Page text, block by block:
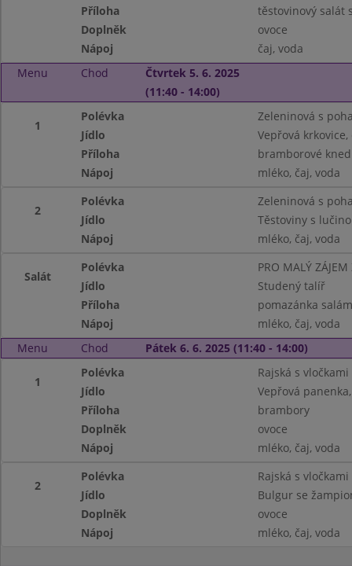
Příloha
těstovinový salát
Doplněk
ovoce
Nápoj
čaj, voda
Menu
Chod
Čtvrtek 5. 6. 2025
(11:40 - 14:00)
1
Polévka
Zeleninová s
Jídlo
Vepřová
Příloha
bramborové
Nápoj
mléko, čaj, voda
2
Polévka
Zeleninová s
Jídlo
Těstoviny s
Nápoj
mléko, čaj, voda
Salát
Polévka
PRO MALÝ
Jídlo
Studený talíř
Příloha
pomazánka
Nápoj
mléko, čaj, voda
Menu
Chod Pátek 6. 6. 2025 (11:40 - 14:00)
1
Polévka
Rajská s vločkami
Jídlo
Vepřová
Příloha
brambory
Doplněk
ovoce
Nápoj
mléko, čaj, voda
2
Polévka
Rajská s vločkami
Jídlo
Bulgur se
Doplněk
ovoce
Nápoj
mléko, čaj, voda